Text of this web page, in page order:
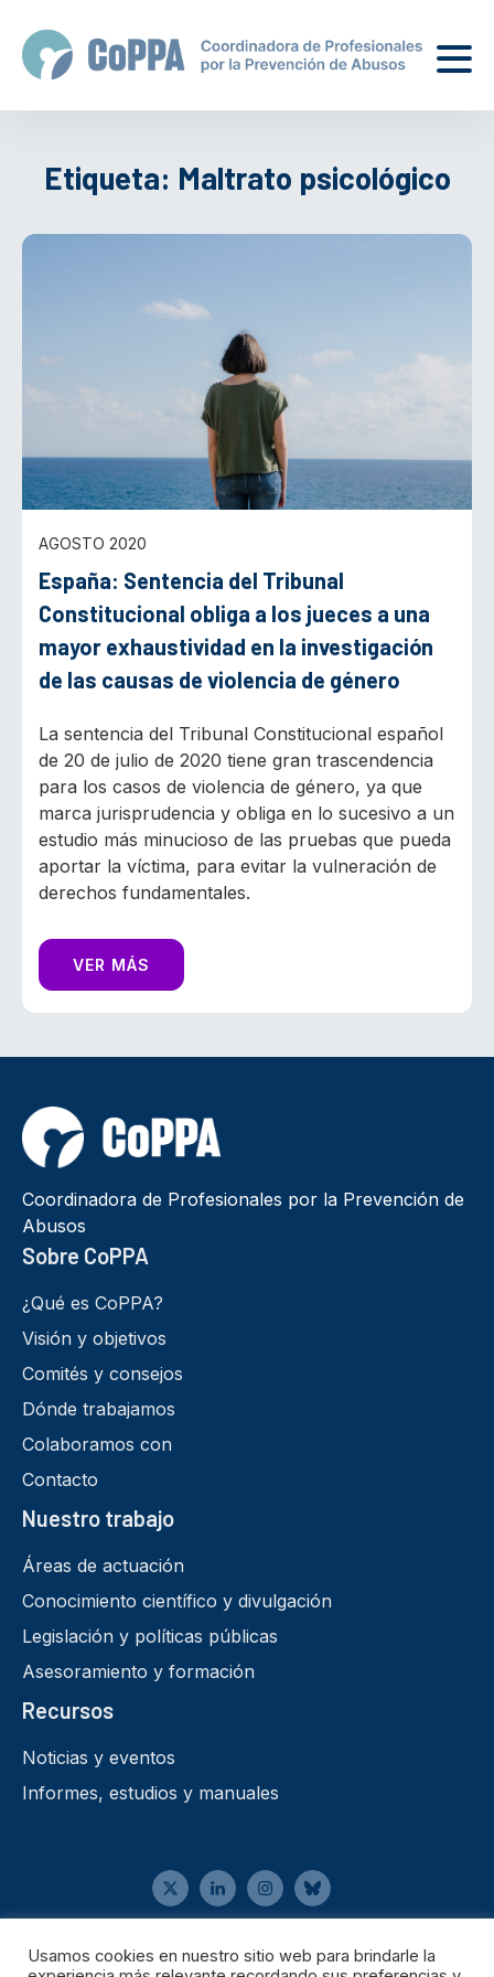
Etiqueta: Maltrato psicológico
AGOSTO 2020
España: Sentencia del Tribunal
Constitucional obliga a los jueces a una
mayor exhaustividad en la investigación
de las causas de violencia de género
La sentencia del Tribunal Constitucional español
de 20 de julio de 2020 tiene gran trascendencia
para los casos de violencia de género, ya que
marca jurisprudencia y obliga en lo sucesivo a un
estudio más minucioso de las pruebas que pueda
aportar la víctima, para evitar la vulneración de
derechos fundamentales.
VER MÁS
Coordinadora de Profesionales por la Prevención de
Abusos
Sobre CoPPA
¿Qué es CoPPA?
Visión y objetivos
Comités y consejos
Dónde trabajamos
Colaboramos con
Contacto
Nuestro trabajo
Áreas de actuación
Conocimiento científico y divulgación
Legislación y políticas públicas
Asesoramiento y formación
Recursos
Noticias y eventos
Informes, estudios y manuales
•
Usamos cookies en nuestro sitio web para brindarle la